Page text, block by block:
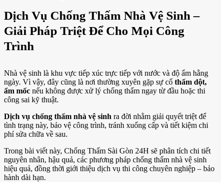
Dịch Vụ Chống Thấm Nhà Vệ Sinh –
Giải Pháp Triệt Để Cho Mọi Công
Trình
Nhà vệ sinh là khu vực tiếp xúc trực tiếp với nước và độ ẩm hằng
ngày. Vì vậy, đây cũng là nơi thường xuyên gặp sự cố thấm dột,
ẩm mốc nếu không được xử lý chống thấm ngay từ đầu hoặc thi
công sai kỹ thuật.
Dịch vụ chống thấm nhà vệ sinh ra đời nhằm giải quyết triệt để
tình trạng này, bảo vệ công trình, tránh xuống cấp và tiết kiệm chi
phí sửa chữa về sau.
Trong bài viết này, Chống Thấm Sài Gòn 24H sẽ phân tích chi tiết
nguyên nhân, hậu quả, các phương pháp chống thấm nhà vệ sinh
hiệu quả, đồng thời giới thiệu dịch vụ thi công chuyên nghiệp – bảo
hành dài hạn.